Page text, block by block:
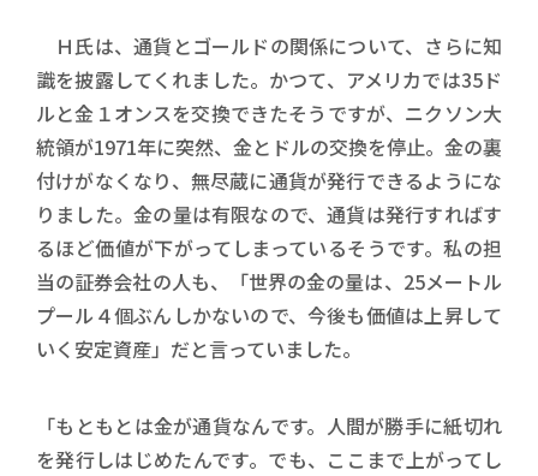
Ｈ氏は、通貨とゴールドの関係について、さらに知
識を披露してくれました。かつて、アメリカでは35ド
ルと金１オンスを交換できたそうですが、ニクソン大
統領が1971年に突然、金とドルの交換を停止。金の裏
付けがなくなり、無尽蔵に通貨が発行できるようにな
りました。金の量は有限なので、通貨は発行すればす
るほど価値が下がってしまっているそうです。私の担
当の証券会社の人も、「世界の金の量は、25メートル
プール４個ぶんしかないので、今後も価値は上昇して
いく安定資産」だと言っていました。
「もともとは金が通貨なんです。人間が勝手に紙切れ
を発行しはじめたんです。でも、ここまで上がってし